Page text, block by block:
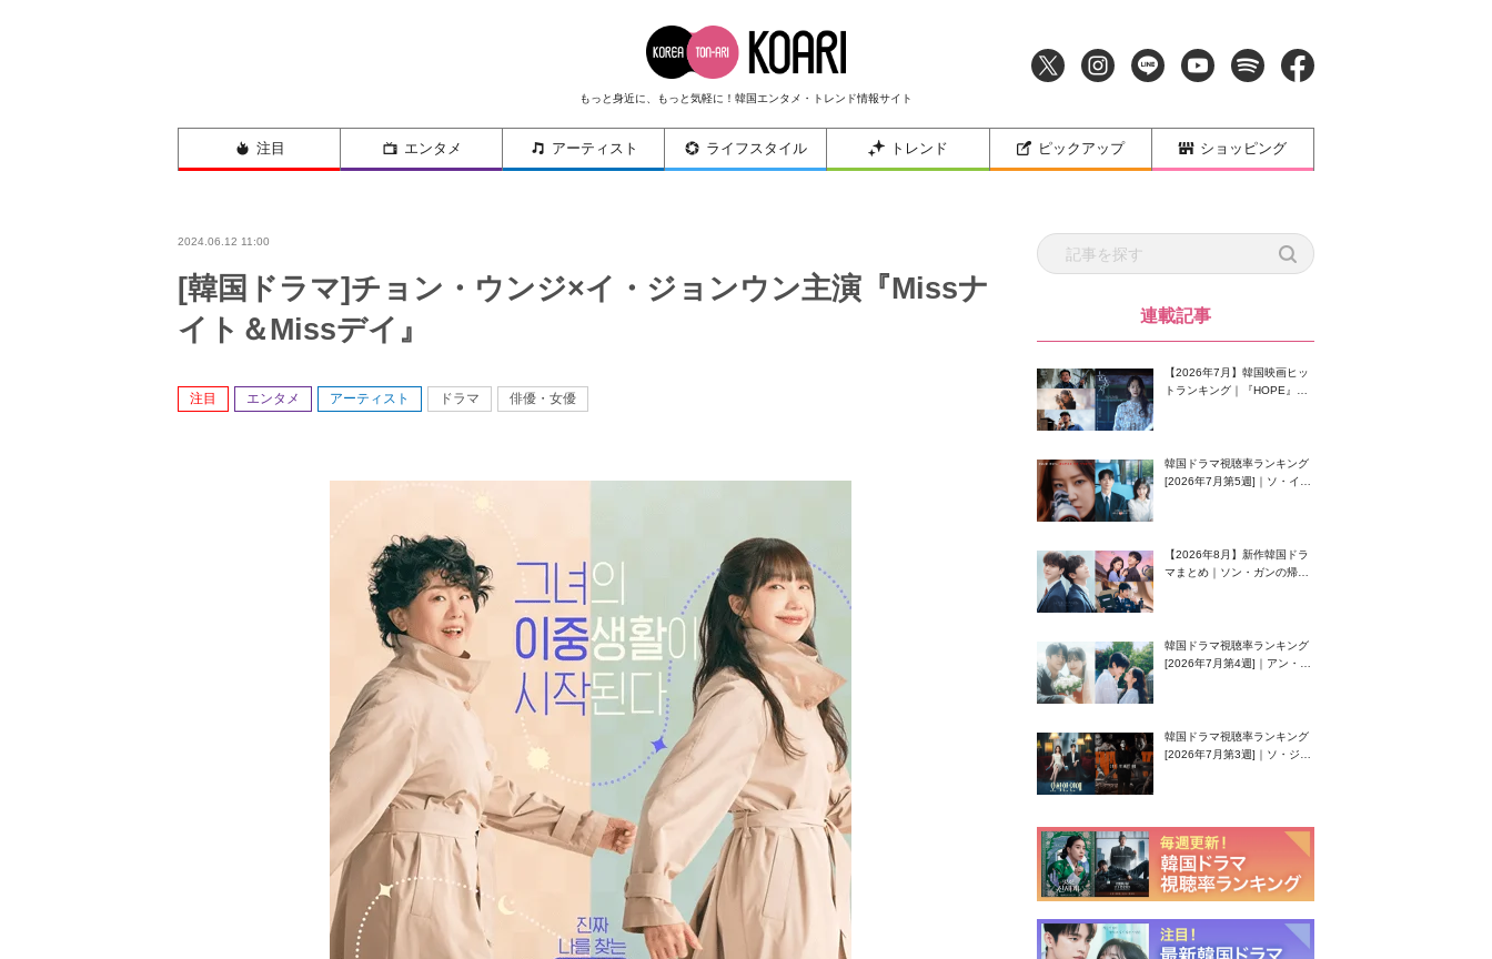
もっと身近に、もっと気軽に！韓国エンタメ・トレンド情報サイト
注目 エンタメ アーティスト ライフスタイル トレンド ピックアップ ショッピング
2024.06.12 11:00
[韓国ドラマ]チョン・ウンジ×イ・ジョンウン主演『Missナ
イト＆Missデイ』
注目 エンタメ アーティスト ドラマ 俳優・女優
連載記事
【2026年7月】韓国映画ヒッ
トランキング｜『HOPE』が
韓国ドラマ視聴率ランキング
[2026年7月第5週]｜ソ・イン
【2026年8月】新作韓国ドラ
マまとめ｜ソン・ガンの帰
韓国ドラマ視聴率ランキング
[2026年7月第4週]｜アン・ヒ
韓国ドラマ視聴率ランキング
[2026年7月第3週]｜ソ・ジソ